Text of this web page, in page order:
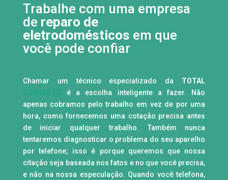
Trabalhe com uma empresa
de reparo de
eletrodomésticos em que
você pode confiar
Chamar um técnico especializado da TOTAL
CONSERTO é a escolha inteligente a fazer. Não
apenas cobramos pelo trabalho em vez de por uma
hora, como fornecemos uma cotação precisa antes
de iniciar qualquer trabalho. Também nunca
tentaremos diagnosticar o problema do seu aparelho
por telefone; isso é porque queremos que nossa
citação seja baseada nos fatos e no que você precisa,
e não na nossa especulação. Quando você telefona,